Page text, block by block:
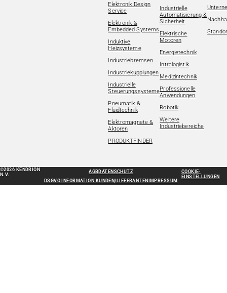
Elektronik Design
Service
Elektronik &
Embedded Systems
Induktive
Heizsysteme
Industriebremsen
Industriekupplungen
Industrielle
Steuerungssysteme
Pneumatik &
Fluidtechnik
Elektromagnete &
Aktoren
PRODUKTFINDER
Industrielle
Automatisierung &
Sicherheit
Elektrische
Motoren
Energietechnik
Intralogistik
Medizintechnik
Professionelle
Anwendungen
Robotik
Weitere
Industriebereiche
©2026 KENDRION
N.V.
AGBDATENSCHUTZ
DSGVO INFORMATION KUNDEN/LIEFERANTEN IMPRESSUM
COOKIE-
EINSTELLUNGEN